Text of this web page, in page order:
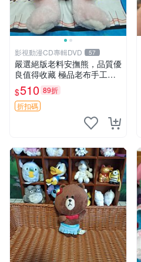
影視動漫CD專輯DVD 57
嚴選絕版老料安撫熊，品質優
良值得收藏 極品老布手工安
撫搖鈴玩具，適合哄睡寶貝
超柔老料搖鈴熊，專為孩子設
計的安心伴護 推薦絕版老布
製工藝搖鈴熊，可當作童
$510 89折
折扣碼